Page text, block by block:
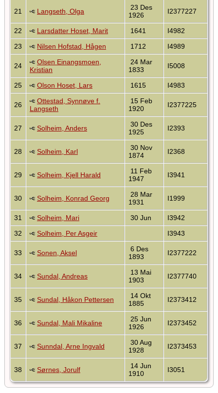
21 Langseth, Olga
23 Des
1926
I2377227
22 Larsdatter Hoset, Marit 1641
I4982
23
Nilsen Hofstad, Hågen 1712 I4989
24
Olsen Einangsmoen,
Kristian
24 Mar
1833
I5008
25 Olson Hoset, Lars 1615 I4983
26
Ottestad, Synnøve f.
Langseth
15 Feb
1920
I2377225
27 Solheim, Anders
30 Des
1925
I2393
28 Solheim, Karl
30 Nov
1874
I2368
29 Solheim, Kjell Harald
11 Feb
1947
I3941
30 Solheim, Konrad Georg
28 Mar
1931
I1999
31 Solheim, Mari 30 Jun
I3942
32
Solheim, Per Asgeir I3943
33 Sonen, Aksel
6 Des
1893
I2377222
34 Sundal, Andreas
13 Mai
1903
I2377740
35 Sundal, Håkon Pettersen
14 Okt
1885
I2373412
36 Sundal, Mali Mikaline
25 Jun
1926
I2373452
37 Sunndal, Arne Ingvald
30 Aug
1928
I2373453
38 Sørnes, Jorulf
14 Jun
1910
I3051